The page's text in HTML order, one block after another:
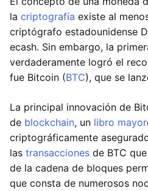
la criptografía existe al
criptógrafo estadounidense
ecash. Sin embargo, la
verdaderamente logró el
fue Bitcoin (BTC), que se
La principal innovación de
de blockchain, un libro mayor
criptográficamente
las transacciones de BTC
de la cadena de bloques
que consta de numerosos